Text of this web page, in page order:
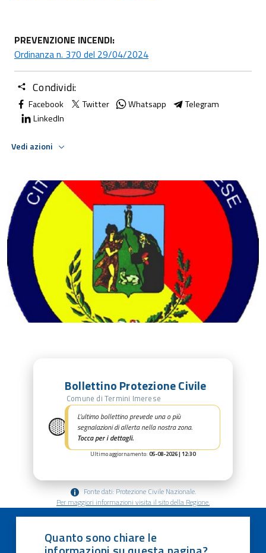
PREVENZIONE INCENDI:
Ordinanza n. 370 del 29/04/2024
Condividi:
Facebook Twitter Whatsapp
Telegram
LinkedIn
Vedi azioni
🟡
Bollettino Protezione Civile
Comune di Termini Imerese
L’ultimo bollettino prevede una o più
segnalazioni di allerta nella nostra zona.
Tocca per i dettagli.
Ultimo aggiornamento: 05-08-2026 | 12:30
Fonte dati: Protezione Civile Nazionale.
Per maggiori informazioni visita il sito della Regione.
Quanto sono chiare le